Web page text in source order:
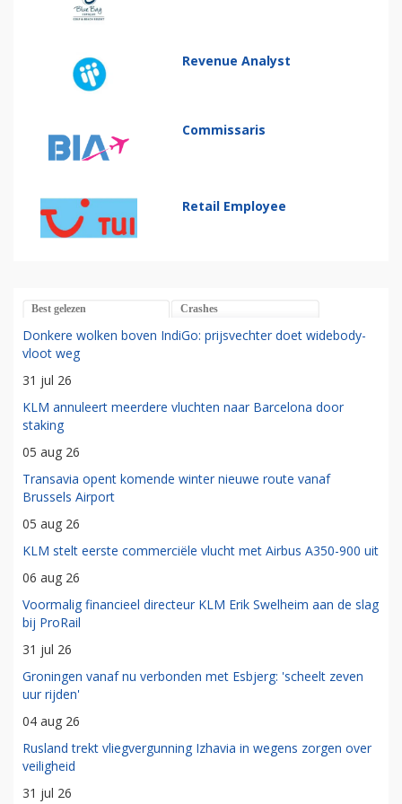
Revenue Analyst
Commissaris
Retail Employee
Best gelezen Crashes
Donkere wolken boven IndiGo: prijsvechter doet widebody-
vloot weg
31 jul 26
KLM annuleert meerdere vluchten naar Barcelona door
staking
05 aug 26
Transavia opent komende winter nieuwe route vanaf
Brussels Airport
05 aug 26
KLM stelt eerste commerciële vlucht met Airbus A350-900 uit
06 aug 26
Voormalig financieel directeur KLM Erik Swelheim aan de slag
bij ProRail
31 jul 26
Groningen vanaf nu verbonden met Esbjerg: 'scheelt zeven
uur rijden'
04 aug 26
Rusland trekt vliegvergunning Izhavia in wegens zorgen over
veiligheid
31 jul 26